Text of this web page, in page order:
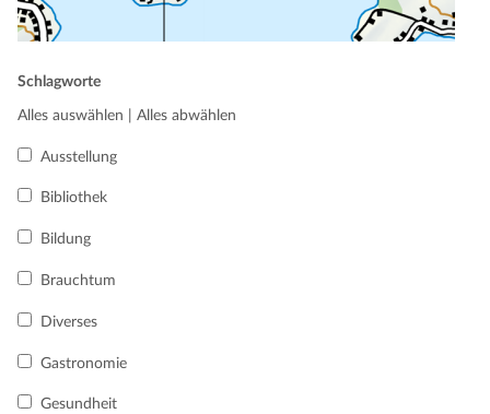
Schlagworte
Alles auswählen Alles abwählen
Ausstellung
Bibliothek
Bildung
Brauchtum
Diverses
Gastronomie
Gesundheit